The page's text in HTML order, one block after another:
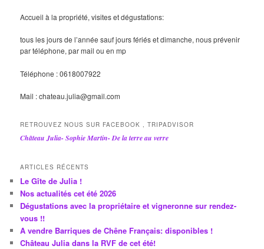
Accueil à la propriété, visites et dégustations:
tous les jours de l’année sauf jours fériés et dimanche, nous prévenir
par téléphone, par mail ou en mp
Téléphone : 0618007922
Mail : chateau.julia@gmail.com
RETROUVEZ NOUS SUR FACEBOOK , TRIPADVISOR
Château Julia- Sophie Martin- De la terre au verre
ARTICLES RÉCENTS
Le Gîte de Julia !
Nos actualités cet été 2026
Dégustations avec la propriétaire et vigneronne sur rendez-
vous !!
A vendre Barriques de Chêne Français: disponibles !
Château Julia dans la RVF de cet été!